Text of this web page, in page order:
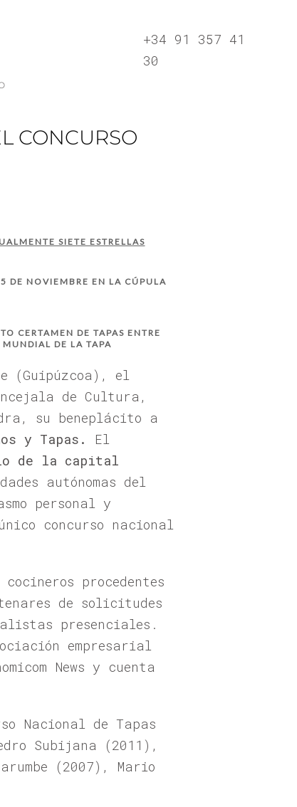
+34 91 357 41
30
CONCURSO
SIETE ESTRELLAS
DE NOVIEMBRE EN LA CÚPULA
CERTAMEN DE TAPAS ENTRE
DE LA TAPA
(Guipúzcoa), el
de Cultura,
su beneplácito a
y Tapas.
El
de la capital
autónomas del
personal y
concurso nacional
procedentes
de solicitudes
presenciales.
empresarial
News y cuenta
Nacional de Tapas
Subijana (2011),
(2007), Mario